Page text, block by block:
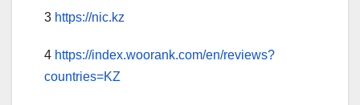
3 https://nic.kz
4 https://index.woorank.com/en/reviews?
countries=KZ